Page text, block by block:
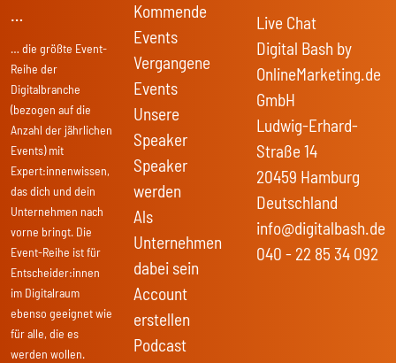
…
… die größte Event-
Reihe der
Digitalbranche
(bezogen auf die
Anzahl der jährlichen
Events) mit
Expert:innenwissen,
das dich und dein
Unternehmen nach
vorne bringt. Die
Event-Reihe ist für
Entscheider:innen
im Digitalraum
ebenso geeignet wie
für alle, die es
werden wollen.
Kommende
Events
Vergangene
Events
Unsere
Speaker
Speaker
werden
Als
Unternehmen
dabei sein
Account
erstellen
Podcast
Live Chat
Digital Bash by
OnlineMarketing.de
GmbH
Ludwig-Erhard-
Straße 14
20459 Hamburg
Deutschland
info@digitalbash.de
040 - 22 85 34 092